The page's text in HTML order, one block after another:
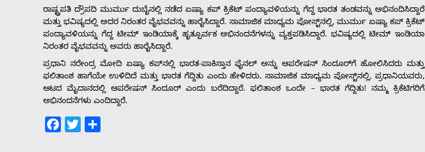
ರಾಷ್ಟ್ರಪತಿ ದ್ರೌಪದಿ ಮುರ್ಮು ದುಬೈನಲ್ಲಿ ನಡೆದ ಏಷ್ಯಾ ಕಪ್ ಕ್ರಿಕೆಟ್ ಪಂದ್ಯಾವಳಿಯನ್ನು ಗೆದ್ದ ಭಾರತ ತಂಡವನ್ನು ಅಭಿನಂದಿಸಿದ್ದಾರೆ
ಮತ್ತು ಭವಿಷ್ಯದಲ್ಲಿ ಅದರ ನಿರಂತರ ವೈಭವವನ್ನು ಹಾರೈಸಿದ್ದಾರೆ. ಸಾಮಾಜಿಕ ಮಾಧ್ಯಮ ಪೋಸ್ಟ್‌ನಲ್ಲಿ, ಮುರ್ಮು ಏಷ್ಯಾ ಕಪ್ ಕ್ರಿಕೆಟ್
ಪಂದ್ಯಾವಳಿಯನ್ನು ಗೆದ್ದ ಟೀಮ್ ಇಂಡಿಯಾಕ್ಕೆ ಹೃತ್ಪೂರ್ವಕ ಅಭಿನಂದನೆಗಳನ್ನು ವ್ಯಕ್ತಪಡಿಸಿದ್ದಾರೆ. ಭವಿಷ್ಯದಲ್ಲಿ ಟೀಮ್ ಇಂಡಿಯಾ
ನಿರಂತರ ವೈಭವವನ್ನು ಅವರು ಹಾರೈಸಿದ್ದಾರೆ.
ಪ್ರಧಾನಿ ನರೇಂದ್ರ ಮೋದಿ ಏಷ್ಯಾ ಕಪ್‌ನಲ್ಲಿ ಭಾರತ-ಪಾಕಿಸ್ತಾನ ಫೈನಲ್ ಅನ್ನು ಆಪರೇಷನ್ ಸಿಂದೂರ್‌ಗೆ ಹೋಲಿಸಿದರು ಮತ್ತು
ಫಲಿತಾಂಶ ಹಾಗೆಯೇ ಉಳಿದಿದೆ ಮತ್ತು ಭಾರತ ಗೆದ್ದಿತು ಎಂದು ಹೇಳಿದರು. ಸಾಮಾಜಿಕ ಮಾಧ್ಯಮ ಪೋಸ್ಟ್‌ನಲ್ಲಿ, ಪ್ರಧಾನಿಯವರು,
ಆಟದ ಮೈದಾನದಲ್ಲಿ ಆಪರೇಷನ್ ಸಿಂದೂರ್ ಎಂದು ಬರೆದಿದ್ದಾರೆ. ಫಲಿತಾಂಶ ಒಂದೇ – ಭಾರತ ಗೆದ್ದಿತು! ನಮ್ಮ ಕ್ರಿಕೆಟಿಗರಿಗೆ
ಅಭಿನಂದನೆಗಳು ಎಂದಿದ್ದಾರೆ.
Facebook
Twitter